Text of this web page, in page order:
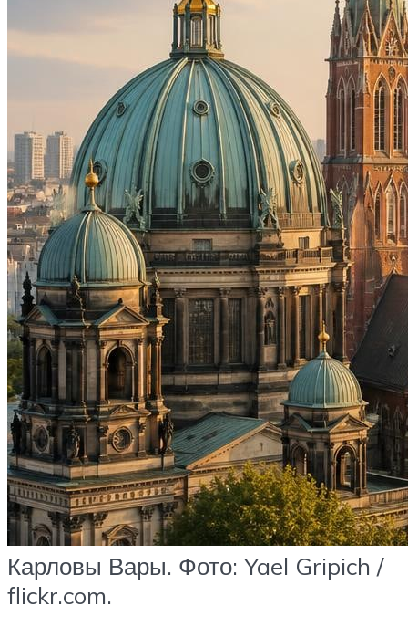
Карловы Вары. Фото: Yael Gripich /
flickr.com.